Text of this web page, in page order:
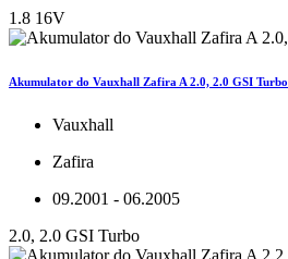
1.8 16V
Akumulator do Vauxhall Zafira A 2.0, 2.0 GSI Turbo
Vauxhall
Zafira
09.2001 - 06.2005
2.0, 2.0 GSI Turbo